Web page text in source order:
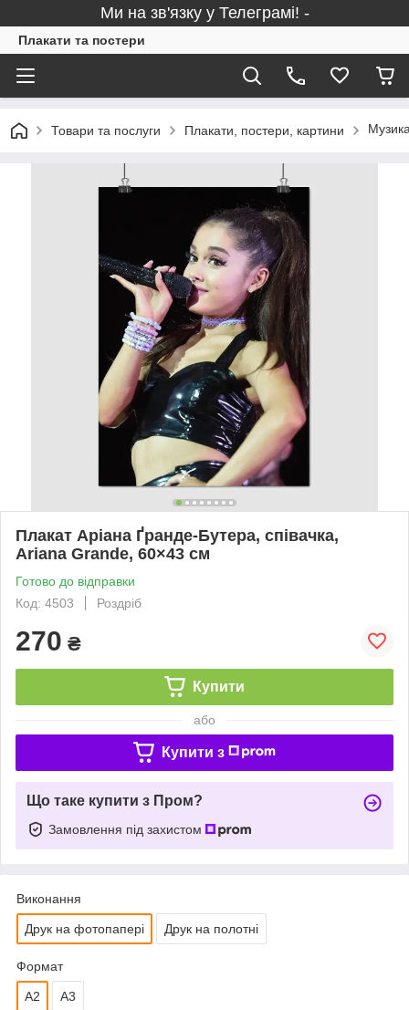
Ми на зв'язку у Телеграмі! -
Плакати та постери
Товари та послуги Плакати, постери, картини
Плакат Аріана Ґранде-Бутера, співачка,
Ariana Grande, 60×43 см
Готово до відправки
Код: 4503
Роздріб
270 ₴
Купити
або
Купити з
Що таке купити з Пром?
Замовлення під захистом
Виконання
Друк на фотопапері Друк на полотні
Формат
A2 A3